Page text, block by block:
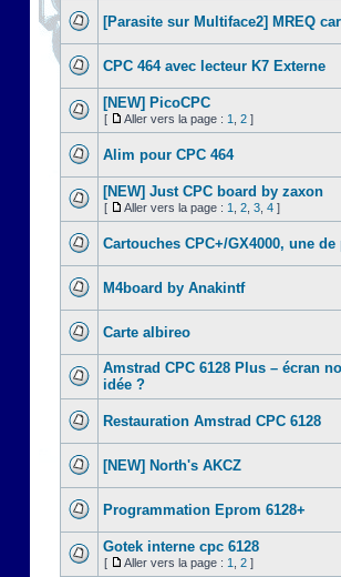
[Parasite sur Multiface2] MREQ
CPC 464 avec lecteur K7 Externe
[NEW] PicoCPC
[ Aller vers la page : 1 2 ]
Alim pour CPC 464
[NEW] Just CPC board by zaxon
[ Aller vers la page : 1 2 3 4 ]
Cartouches CPC+/GX4000, une
M4board by Anakintf
Carte albireo
Amstrad CPC 6128 Plus – écran
idée ?
Restauration Amstrad CPC 6128
[NEW] North's AKCZ
Programmation Eprom 6128+
Gotek interne cpc 6128
[ Aller vers la page : 1 2 ]